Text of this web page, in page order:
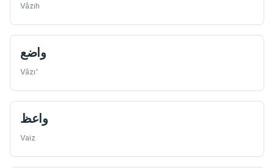
Vâzıh
واضع
Vâzı'
واعظ
Vaiz